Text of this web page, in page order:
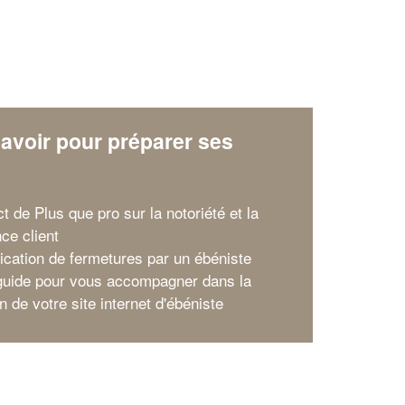
pour préparer ses
de Plus que pro sur la notoriété et la
client
de fermetures par un ébéniste
pour vous accompagner dans la
de votre site internet d'ébéniste